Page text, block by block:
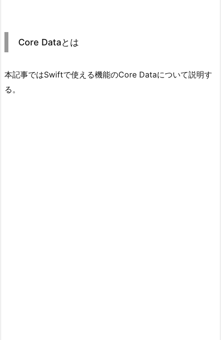
Core Dataとは
本記事ではSwiftで使える機能のCore Dataについて説明す
る。